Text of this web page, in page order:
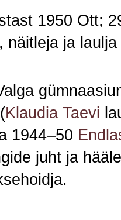
1950 Ott;
näitleja ja
Klaudia Taevi
1944–50
juht ja